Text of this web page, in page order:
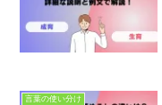
言葉の使い分け